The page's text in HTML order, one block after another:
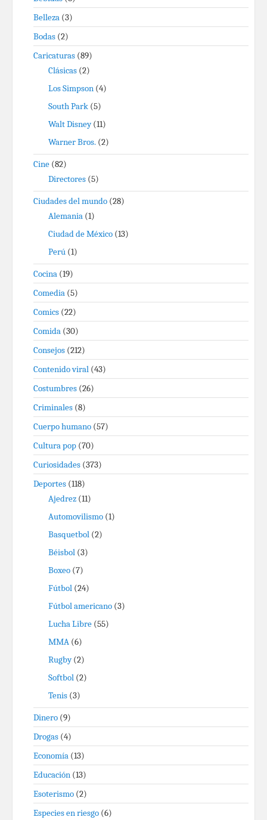
Belleza (3)
Bodas (2)
Caricaturas (89)
Clásicas (2)
Los Simpson (4)
South Park (5)
Walt Disney(11)
Warner Bros. (2)
Cine (82)
Directores (5)
Ciudades del mundo (28)
Alemania (1)
Ciudad de México (13)
Perú (1)
Cocina (19)
Comedia (5)
Comics (22)
Comida (30)
Consejos (212)
Contenido viral (43)
Costumbres (26)
Criminales (8)
Cuerpo humano (57)
Cultura pop (70)
Curiosidades (373)
Deportes (118)
Ajedrez (11)
Automovilismo (1)
Basquetbol (2)
Béisbol (3)
Boxeo (7)
Fútbol (24)
Fútbol americano (3)
Lucha Libre (55)
MMA (6)
Rugby(2)
Softbol (2)
Tenis (3)
Dinero (9)
Drogas (4)
Economía (13)
Educación (13)
Esoterismo (2)
Especies en riesgo (6)